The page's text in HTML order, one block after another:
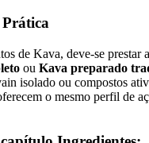
Prática
de Kava, deve-se prestar
ou Kava preparado
isolado ou compostos
o mesmo perfil de